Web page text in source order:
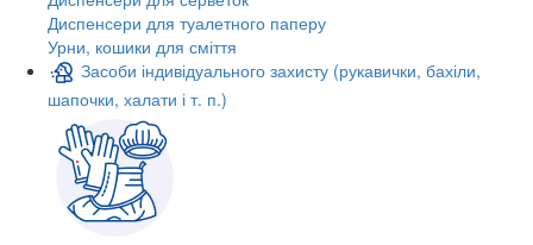
Диспенсери для туалетного паперу
Урни, кошики для сміття
Засоби індивідуального захисту (рукавички, бахіли,
шапочки, халати і т. п.)